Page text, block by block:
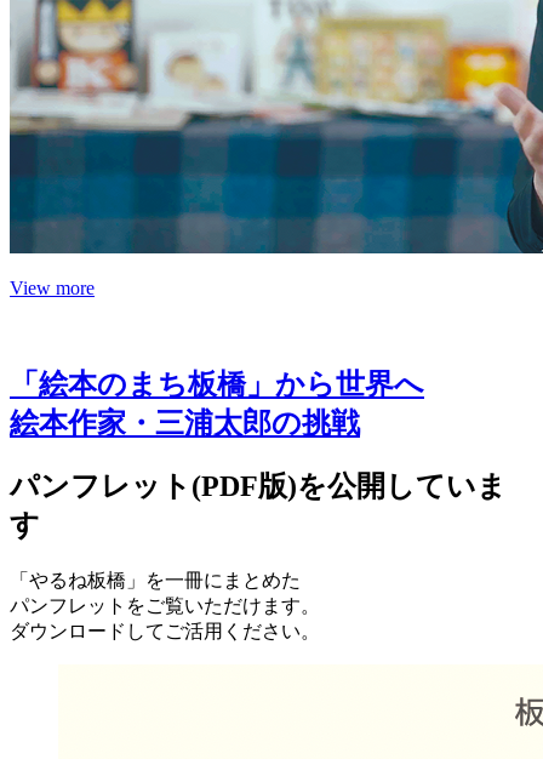
View more
「絵本のまち板橋」から世界へ
絵本作家・三浦太郎の挑戦
パンフレット(PDF版)を公開していま
す
「やるね板橋」を一冊にまとめた
パンフレットをご覧いただけます。
ダウンロードしてご活用ください。